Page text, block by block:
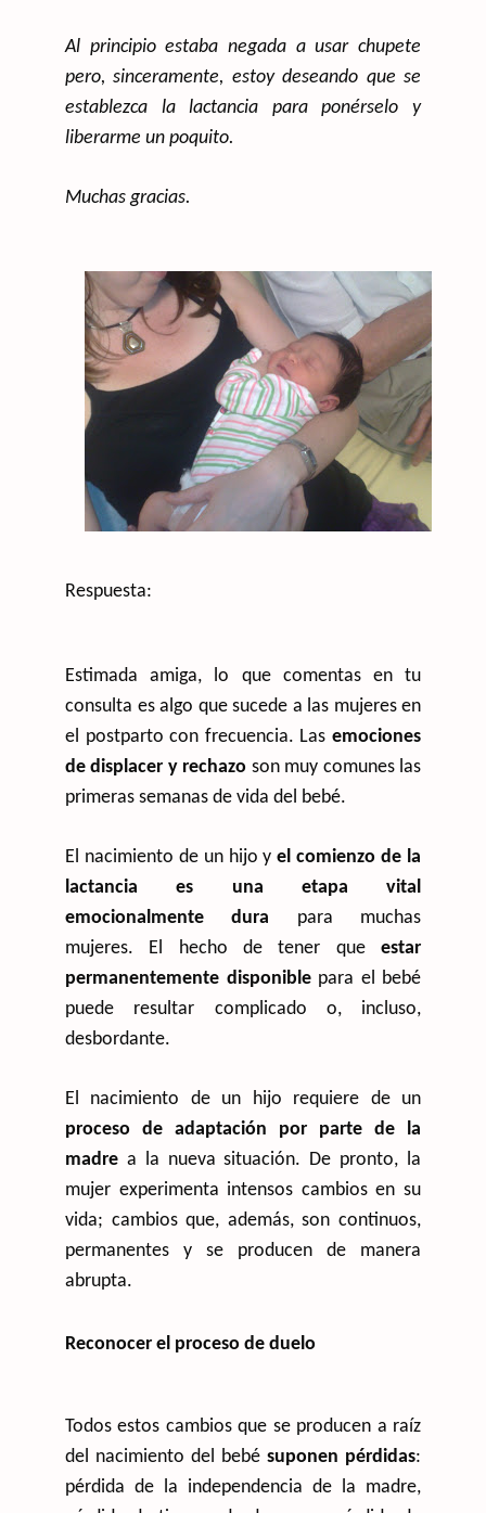
Al principio estaba negada a usar chupete
pero, sinceramente, estoy deseando que se
establezca la lactancia para ponérselo y
liberarme un poquito.
Muchas gracias.
Respuesta:
Estimada amiga, lo que comentas en tu
consulta es algo que sucede a las mujeres en
el postparto con frecuencia. Las emociones
de displacer y rechazo son muy comunes las
primeras semanas de vida del bebé.
El nacimiento de un hijo yel comienzo de la
lactancia es una etapa vital
emocionalmente dura para muchas
mujeres. El hecho de tener que estar
permanentemente disponible para el bebé
puede resultar complicado o, incluso,
desbordante.
El nacimiento de un hijo requiere de un
proceso de adaptación por parte de la
madre a la nueva situación. De pronto, la
mujer experimenta intensos cambios en su
vida; cambios que, además, son continuos,
permanentes y se producen de manera
abrupta.
Reconocer el proceso de duelo
Todos estos cambios que se producen a raíz
del nacimiento del bebé suponen pérdidas:
pérdida de la independencia de la madre,